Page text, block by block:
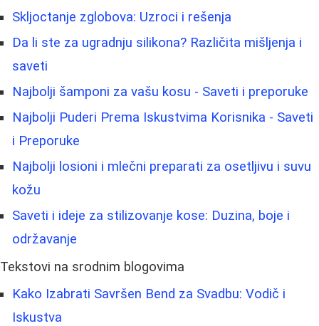
Skljoctanje zglobova: Uzroci i rešenja
Da li ste za ugradnju silikona? Različita mišljenja i
saveti
Najbolji šamponi za vašu kosu - Saveti i preporuke
Najbolji Puderi Prema Iskustvima Korisnika - Saveti
i Preporuke
Najbolji losioni i mlečni preparati za osetljivu i suvu
kožu
Saveti i ideje za stilizovanje kose: Duzina, boje i
održavanje
Tekstovi na srodnim blogovima
Kako Izabrati Savršen Bend za Svadbu: Vodič i
Iskustva